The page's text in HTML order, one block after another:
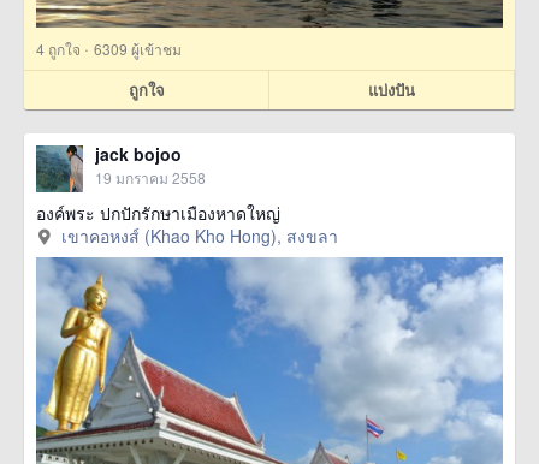
4 ถูกใจ · 6309 ผู้เข้าชม
ถูกใจ แบ่งปัน
jack bojoo
19 มกราคม 2558
องค์พระ ปกปักรักษาเมืองหาดใหญ่
เขาคอหงส์ (Khao Kho Hong), สงขลา